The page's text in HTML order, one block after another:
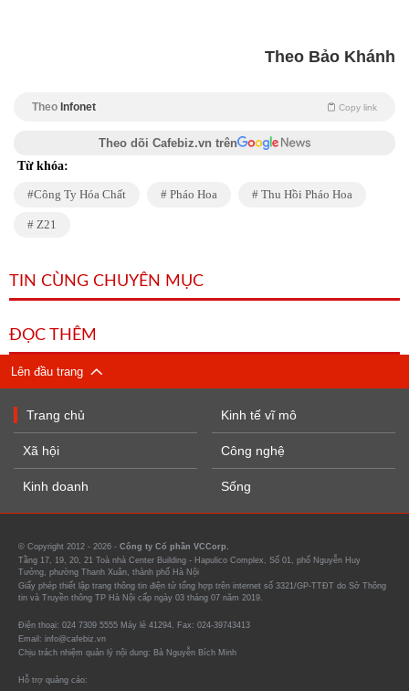
Theo Bảo Khánh
Theo Infonet Copy link
Theo dõi Cafebiz.vn trên
Từ khóa:
Công Ty Hóa Chất Pháo Hoa Thu Hồi Pháo Hoa
Z21
TIN CÙNG CHUYÊN MỤC
ĐỌC THÊM
Lên đầu trang
Trang chủ
Xã hội
Kinh doanh
Kinh tế vĩ mô
Công nghệ
Sống
© Copyright 2012 - 2026 - Công ty Cổ phần VCCorp.
Tầng 17, 19, 20, 21 Toà nhà Center Building - Hapulico Complex, Số 01, phố Nguyễn Huy
Tưởng, phường Thanh Xuân, thành phố Hà Nội
Giấy phép thiết lập trang thông tin điện tử tổng hợp trên internet số 3321/GP-TTĐT do Sở Thông
tin và Truyền thông TP Hà Nội cấp ngày 03 tháng 07 năm 2019.
Điện thoại: 024 7309 5555 Máy lẻ 41294. Fax: 024-39743413
Email: info@cafebiz.vn
Chịu trách nhiệm quản lý nội dung: Bà Nguyễn Bích Minh
Hỗ trợ quảng cáo: